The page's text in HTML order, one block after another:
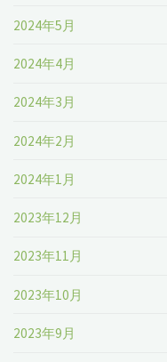
2024年5月
2024年4月
2024年3月
2024年2月
2024年1月
2023年12月
2023年11月
2023年10月
2023年9月